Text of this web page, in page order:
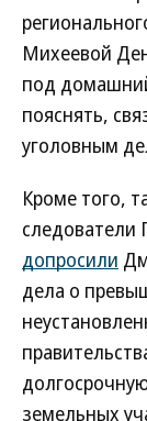
Михеевой
под
пояснять,
уголовным
Кроме того,
следователи
допросили
дела о
земельных